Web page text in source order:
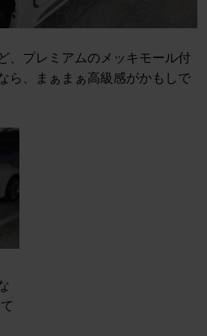
、プレミアムのメッキモール付
ら、まぁまぁ高級感がかもしで